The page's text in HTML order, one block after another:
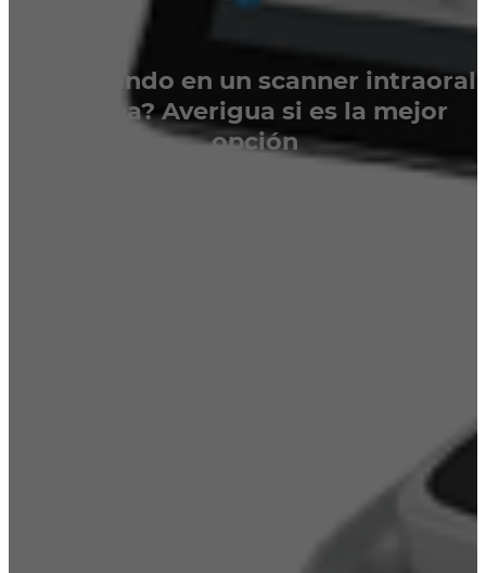
¿Pensando en un scanner intraoral
Sirona? Averigua si es la mejor
opción